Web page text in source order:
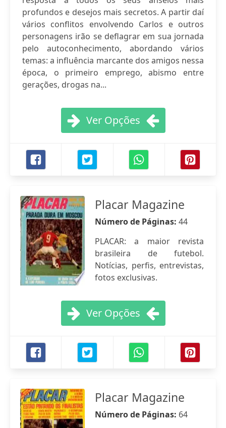
profundos e desejos mais secretos. A partir daí
vários conflitos envolvendo Carlos e outros
personagens irão se deflagrar em sua jornada
pelo autoconhecimento, abordando vários
temas: a influência marcante dos amigos nessa
época, o primeiro emprego, abismo entre
gerações, drogas na...
Ver Opções
Placar Magazine
Número de Páginas: 44
PLACAR: a maior revista
brasileira de futebol.
Notícias, perfis, entrevistas,
fotos exclusivas.
Ver Opções
Placar Magazine
Número de Páginas: 64